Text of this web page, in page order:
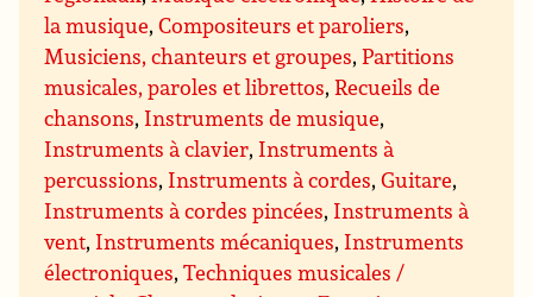
la musique,Compositeurs et paroliers,
Musiciens, chanteurs et groupes,Partitions
musicales, paroles et librettos,Recueils de
chansons, Instruments de musique,
Instruments à clavier, Instruments à
percussions, Instruments à cordes,Guitare,
Instruments à cordes pincées, Instruments à
vent, Instruments mécaniques, Instruments
électroniques,Techniques musicales /